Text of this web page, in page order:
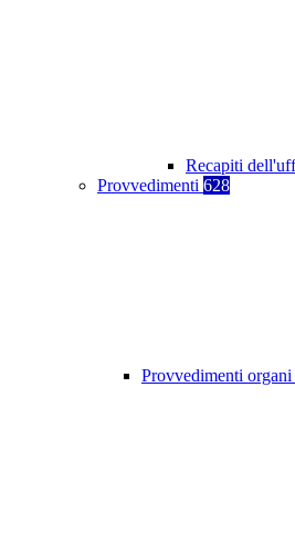
Recapiti
Provvedimenti 628
Provvedimenti